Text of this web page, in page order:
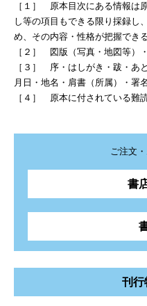
［１］ 原本目次にある情報は
し等の項目もできる限り採録し
め、その内容・性格が把握でき
［２］ 図版（写真・地図等）
［３］ 序・はしがき・跋・あ
月日・地名・肩書（所属）・署
［４］ 原本に付されている難
ご注文
書
刊行